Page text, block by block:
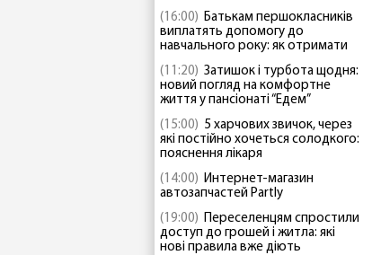
(16:00) Батькам першокласників
виплатять допомогу до
навчального року: як отримати
(11:20) Затишок і турбота щодня:
новий погляд на комфортне
життя у пансіонаті “Едем”
(15:00) 5 харчових звичок, через
які постійно хочеться солодкого:
пояснення лікаря
(14:00) Интернет-магазин
автозапчастей Partly
(19:00) Переселенцям спростили
доступ до грошей і житла: які
нові правила вже діють